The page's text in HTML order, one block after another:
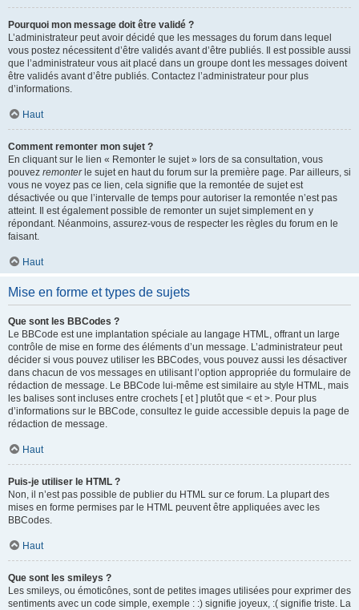
Pourquoi mon message doit être validé ?
L’administrateur peut avoir décidé que les messages du forum dans lequel
vous postez nécessitent d’être validés avant d’être publiés. Il est possible aussi
que l’administrateur vous ait placé dans un groupe dont les messages doivent
être validés avant d’être publiés. Contactez l’administrateur pour plus
d’informations.
Haut
Comment remonter mon sujet ?
En cliquant sur le lien « Remonter le sujet » lors de sa consultation, vous
pouvez remonterle sujet en haut du forum sur la première page. Par ailleurs, si
vous ne voyez pas ce lien, cela signifie que la remontée de sujet est
désactivée ou que l’intervalle de temps pour autoriser la remontée n’est pas
atteint. Il est également possible de remonter un sujet simplement en y
répondant. Néanmoins, assurez-vous de respecter les règles du forum en le
faisant.
Haut
Mise en forme et types de sujets
Que sont les BBCodes ?
Le BBCode est une implantation spéciale au langage HTML, offrant un large
contrôle de mise en forme des éléments d’un message. L’administrateur peut
décider si vous pouvez utiliser les BBCodes, vous pouvez aussi les désactiver
dans chacun de vos messages en utilisant l’option appropriée du formulaire de
rédaction de message. Le BBCode lui-même est similaire au style HTML, mais
les balises sont incluses entre crochets [ et ] plutôt que < et >. Pour plus
d’informations sur le BBCode, consultez le guide accessible depuis la page de
rédaction de message.
Haut
Puis-je utiliser le HTML ?
Non, il n’est pas possible de publier du HTML sur ce forum. La plupart des
mises en forme permises par le HTML peuvent être appliquées avec les
BBCodes.
Haut
Que sont les smileys ?
Les smileys, ou émoticônes, sont de petites images utilisées pour exprimer des
sentiments avec un code simple, exemple : :) signifie joyeux, :( signifie triste. La